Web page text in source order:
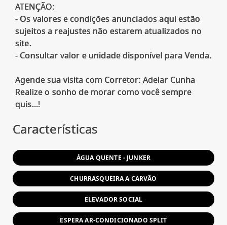
ATENÇÃO:
- Os valores e condições anunciados aqui estão
sujeitos a reajustes não estarem atualizados no
site.
- Consultar valor e unidade disponível para Venda.
Agende sua visita com Corretor: Adelar Cunha
Realize o sonho de morar como você sempre
Características
ÁGUA QUENTE - JUNKER
CHURRASQUEIRA A CARVÃO
ELEVADOR SOCIAL
ESPERA AR-CONDICIONADO SPLIT